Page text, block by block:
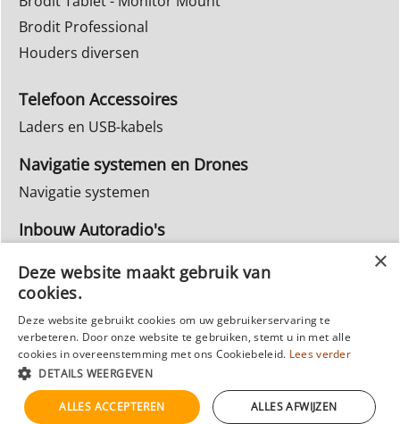
Brodit Professional
Houders diversen
Telefoon Accessoires
Laders en USB-kabels
Navigatie systemen en Drones
Navigatie systemen
Inbouw Autoradio's
Ruilen & Retourneren
Privacy
Reparatie
Webwinkel gemaakt met
Deze website maakt gebruik van
cookies.
Deze website gebruikt cookies om uw gebruikerservaring te
verbeteren. Door onze website te gebruiken, stemt u in met alle
cookies in overeenstemming met ons Cookiebeleid. Lees verder
DETAILS WEERGEVEN
ALLES ACCEPTEREN ALLES AFWIJZEN